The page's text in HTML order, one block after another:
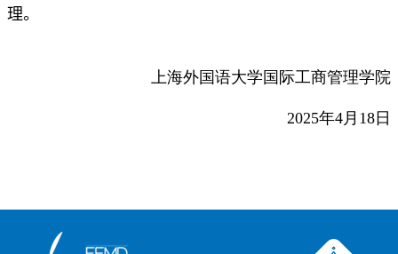
理。
上海外国语大学国际工商管理学院
2025年4 月 18日